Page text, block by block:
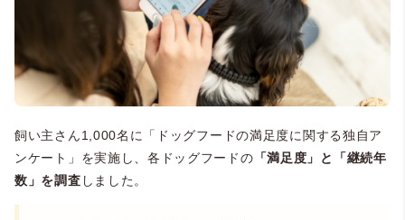
飼い主さん1,000名に「ドッグフードの満足度に関する独自ア
ンケート」を実施し、各ドッグフードの 「満足度」と「継続年
数」を調査 しました。